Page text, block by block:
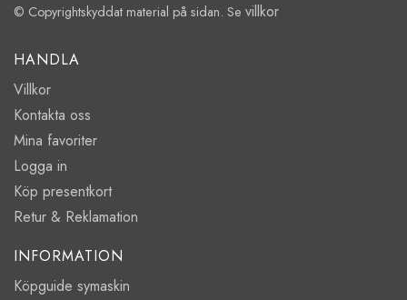
© Copyrightskyddat material på sidan. Se villkor
HANDLA
Villkor
Kontakta oss
Mina favoriter
Logga in
Köp presentkort
Retur & Reklamation
INFORMATION
Köpguide symaskin